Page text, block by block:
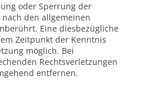
oder Sperrung der
den allgemeinen
Eine diesbezügliche
Zeitpunkt der Kenntnis
möglich. Bei
Rechtsverletzungen
entfernen.